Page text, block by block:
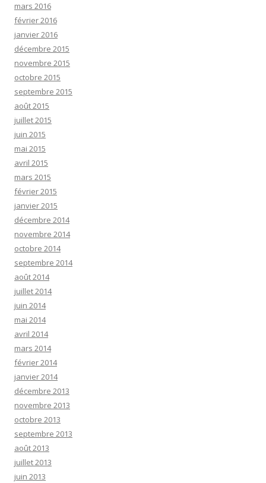
mars 2016
février 2016
janvier 2016
décembre 2015
novembre 2015
octobre 2015
septembre 2015
août 2015
juillet 2015
juin 2015
mai 2015
avril 2015
mars 2015
février 2015
janvier 2015
décembre 2014
novembre 2014
octobre 2014
septembre 2014
août 2014
juillet 2014
juin 2014
mai 2014
avril 2014
mars 2014
février 2014
janvier 2014
décembre 2013
novembre 2013
octobre 2013
septembre 2013
août 2013
juillet 2013
juin 2013